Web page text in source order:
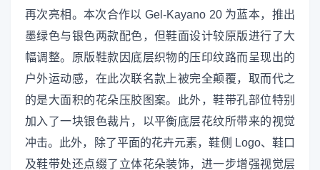
再次亮相。本次合作以 Gel-Kayano 20 为蓝本，推出
墨绿色与银色两款配色，但鞋面设计较原版进行了大
幅调整。原版鞋款因底层织物的压印纹路而呈现出的
户外运动感，在此次联名款上被完全颠覆，取而代之
的是大面积的花朵压胶图案。此外，鞋带孔部位特别
加入了一块银色裁片，以平衡底层花纹所带来的视觉
冲击。此外，除了平面的花卉元素，鞋侧 Logo、鞋口
及鞋带处还点缀了立体花朵装饰，进一步增强视觉层